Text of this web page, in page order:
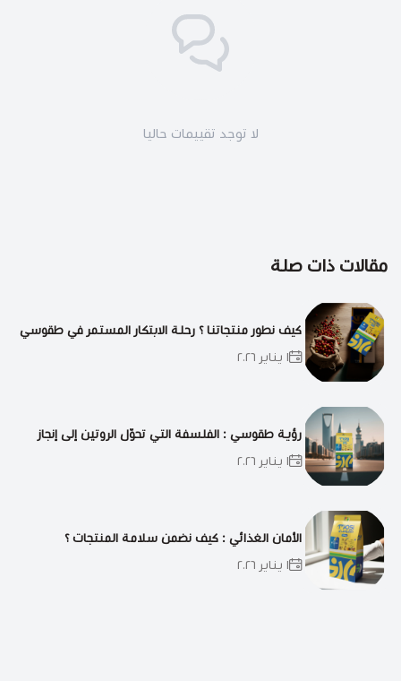
لا توجد تقييمات حاليا
مقالات ذات صلة
كيف نطور منتجاتنا ؟ رحلة الابتكار المستمر في طقوسي
١ يناير ٢٠٢٦
رؤية طقوسي : الفلسفة التي تحوّل الروتين إلى إنجاز
١ يناير ٢٠٢٦
الأمان الغذائي : كيف نضمن سلامة المنتجات ؟
١ يناير ٢٠٢٦